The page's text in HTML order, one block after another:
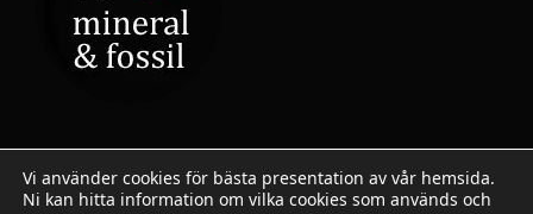
© 2007-2026 Stoneshop.se / Geogalleriet - All rights
Vi använder cookies för bästa presentation av vår hemsida.
Ni kan hitta information om vilka cookies som används och